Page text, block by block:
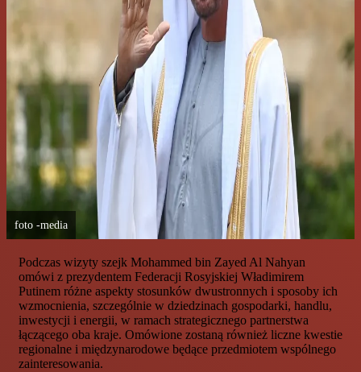
foto -media
Podczas wizyty szejk Mohammed bin Zayed Al Nahyan
omówi z prezydentem Federacji Rosyjskiej Władimirem
Putinem różne aspekty stosunków dwustronnych i sposoby ich
wzmocnienia, szczególnie w dziedzinach gospodarki, handlu,
inwestycji i energii, w ramach strategicznego partnerstwa
łączącego oba kraje. Omówione zostaną również liczne kwestie
regionalne i międzynarodowe będące przedmiotem wspólnego
zainteresowania.